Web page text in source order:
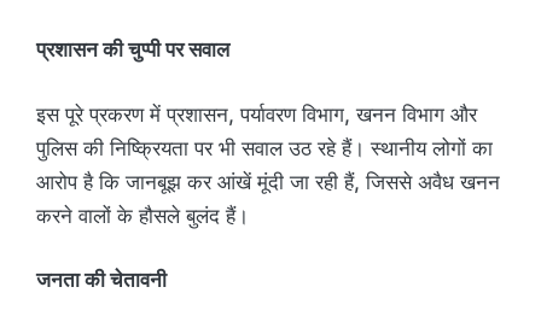
प्रशासन की चुप्पी पर सवाल
इस पूरे प्रकरण में प्रशासन, पर्यावरण विभाग, खनन विभाग और
पुलिस की निष्क्रियता पर भी सवाल उठ रहे हैं। स्थानीय लोगों का
आरोप है कि जानबूझ कर आंखें मूंदी जा रही हैं, जिससे अवैध खनन
करने वालों के हौसले बुलंद हैं।
जनता की चेतावनी